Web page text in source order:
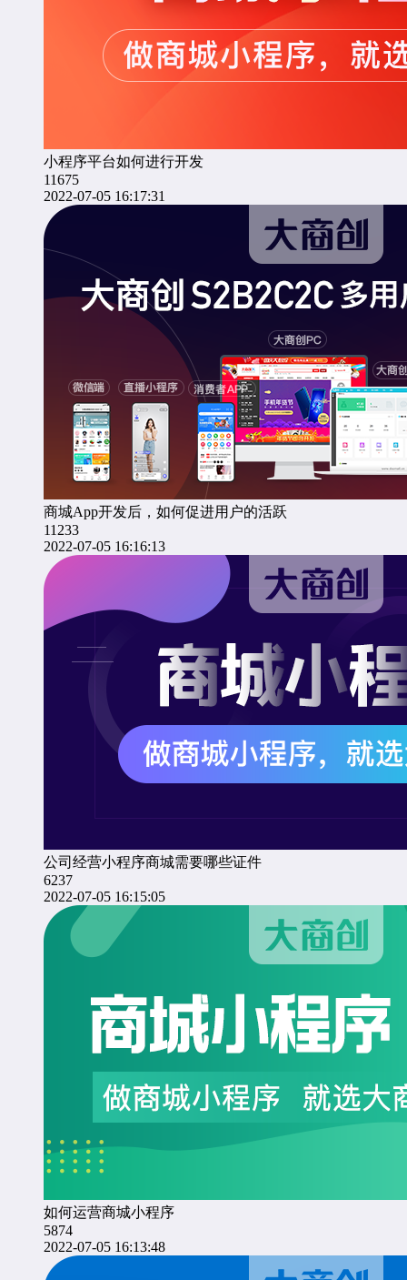
小程序平台如何进行开发
11675
2022-07-05 16:17:31
商城App开发后，如何促进用户的活跃
11233
2022-07-05 16:16:13
公司经营小程序商城需要哪些证件
6237
2022-07-05 16:15:05
如何运营商城小程序
5874
2022-07-05 16:13:48